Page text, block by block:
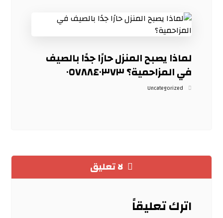
لماذا يصبح المنزل حارًا جدًا بالصيف
في المزاحمية؟ ٠٥٧٨٨٤٠٣٧٣
Uncategorized
لا تعليق
اترك تعليقاً